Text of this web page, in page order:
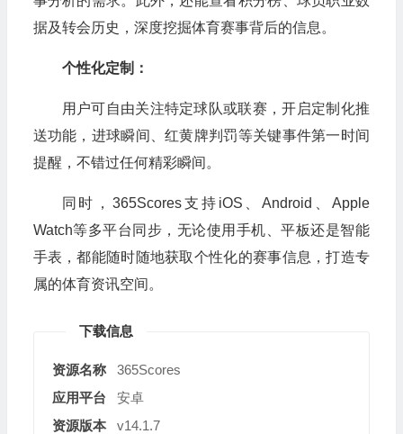
据及转会历史，深度挖掘体育赛事背后的信息。
个性化定制：
用户可自由关注特定球队或联赛，开启定制化推
送功能，进球瞬间、红黄牌判罚等关键事件第一时间
提醒，不错过任何精彩瞬间。
同时，365Scores支持iOS、Android、Apple
Watch等多平台同步，无论使用手机、平板还是智能
手表，都能随时随地获取个性化的赛事信息，打造专
属的体育资讯空间。
下载信息
资源名称
365Scores
应用平台
安卓
资源版本
v14.1.7